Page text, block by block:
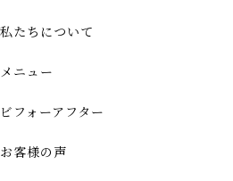
私たちについて
メニュー
ビフォーアフター
お客様の声